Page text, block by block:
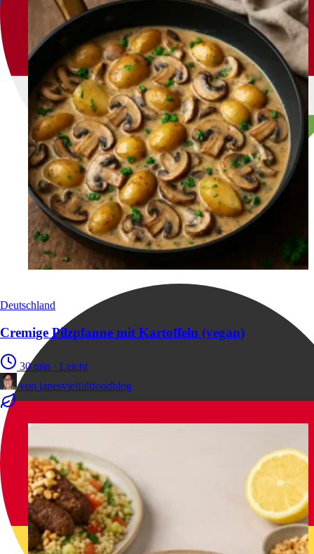
Deutschland
Cremige Pilzpfanne mit Kartoffeln (vegan)
30 min · Leicht
von janesvielfaltfoodblog